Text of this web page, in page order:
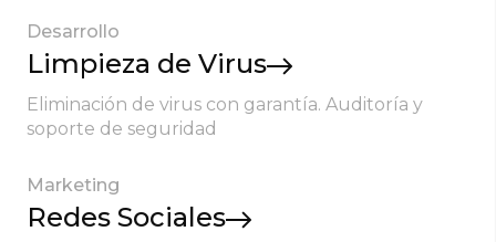
Desarrollo
Limpieza de Virus
Eliminación de virus con garantía. Auditoría y
soporte de seguridad
Marketing
Redes Sociales